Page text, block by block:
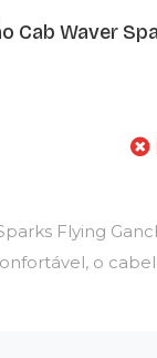
Cab Waver
Flying
o